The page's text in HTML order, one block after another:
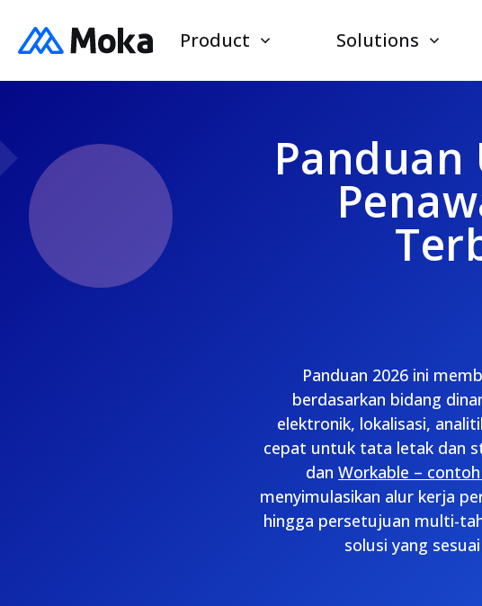
Product Solutions
Panduan
Panduan 2026 ini
berdasarkan bidang
elektronik, lokalisasi,
cepat untuk tata letak dan
dan Workable –
menyimulasikan alur kerja
hingga persetujuan multi-
solusi yang